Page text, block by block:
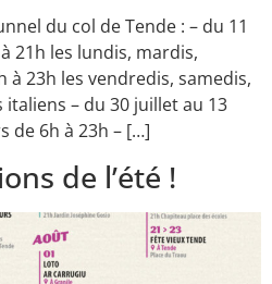
du col de Tende : – du 11
21h les lundis, mardis,
à 23h les vendredis, samedis,
– du 30 juillet au 13
de 6h à 23h – […]
de l’été !